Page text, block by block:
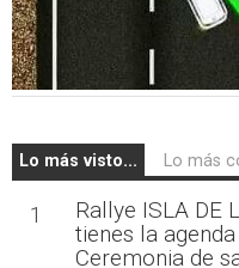
Lo más visto... Lo más
1
Rallye ISLA DE
tienes la
Ceremonia de